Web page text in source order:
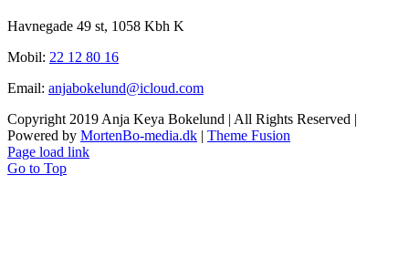
Havnegade 49 st, 1058 Kbh K
Mobil: 22 12 80 16
Email: anjabokelund@icloud.com
Copyright 2019 Anja Keya Bokelund | All Rights Reserved |
Powered by MortenBo-media.dk | Theme Fusion
Page load link
Go to Top